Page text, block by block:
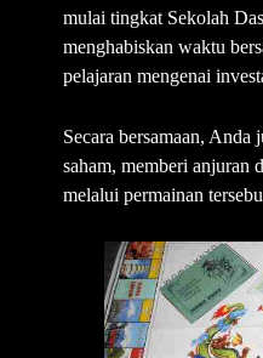
mulai tingkat Sekolah
menghabiskan waktu
pelajaran mengenai
Secara bersamaan, Anda
saham, memberi anjuran
melalui permainan